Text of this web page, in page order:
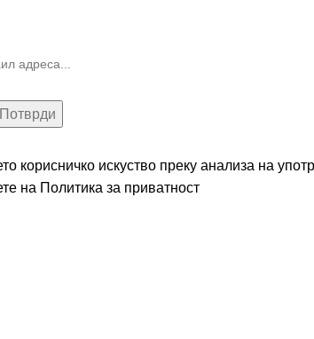
искуство преку анализа на
на Политика за приватност